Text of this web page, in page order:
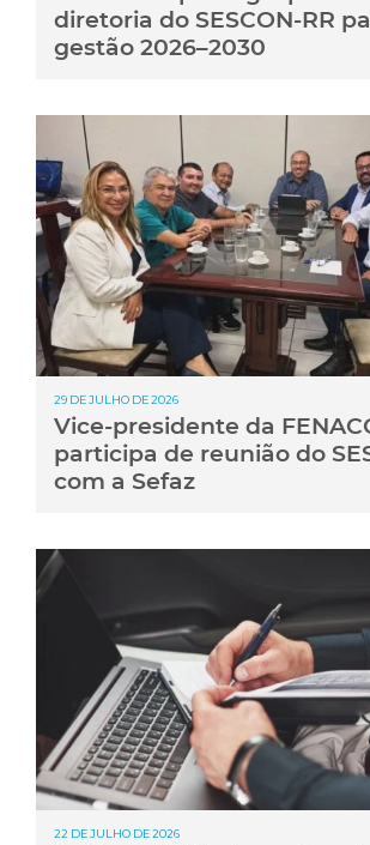
diretoria do SESCON-RR
gestão 2026–2030
29 DE JULHO DE 2026
Vice-presidente da
participa de reunião do
com a Sefaz
22 DE JULHO DE 2026